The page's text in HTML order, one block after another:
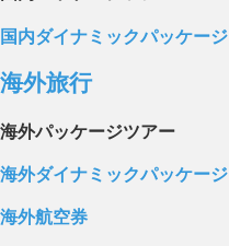
国内ダイナミックパッケージ
海外旅行
海外パッケージツアー
海外ダイナミックパッケージ
海外航空券